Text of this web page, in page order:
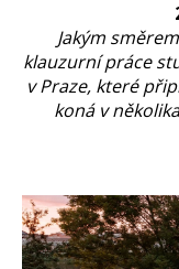
Jakým
klauzurní práce
v Praze, které
koná v